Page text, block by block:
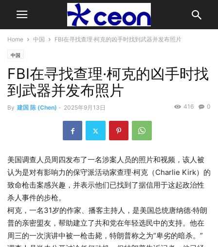
Home 中国 FBI在寻找查理·柯克的凶手时找到武器并发布照片
中国
FBI在寻找查理·柯克的凶手时找
到武器并发布照片
By 建国 陈 (Chen) - 2025年9月13日 0
416
美国调查人员周四发布了一名涉案人员的照片和视频，该人被
认为是对有影响力的保守派活动家查理·柯克（Charlie Kirk）的
致命枪击案感兴趣，并表示他们已找到了据信用于这起政治性
杀人事件的步枪。
柯克，一名31岁的作家、播客主持人，是美国总统唐纳德·特朗
普的亲密盟友，帮助建立了共和党在年轻选民中的支持。他在
周三的一次演讲中被一枪击毙，特朗普称之为“卑劣的暗杀。”